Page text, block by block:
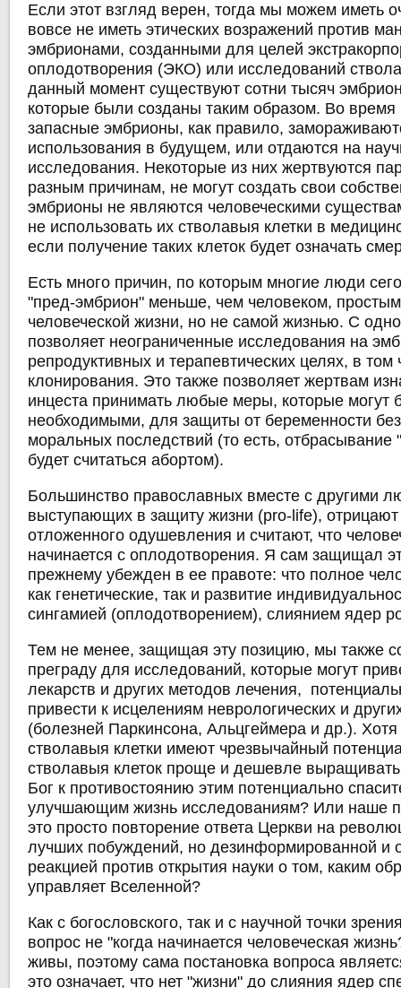
Если этот взгляд верен, тогда мы можем иметь
вовсе не иметь этических возражений против
эмбрионами, созданными для целей
оплодотворения (ЭКО) или исследований
данный момент существуют сотни тысяч
которые были созданы таким образом. Во
запасные эмбрионы, как правило,
использования в будущем, или отдаются на
исследования. Некоторые из них жертвуются
разным причинам, не могут создать свои
эмбрионы не являются человеческими
не использовать их стволавыя клетки в
если получение таких клеток будет означать
Есть много причин, по которым многие люди
"пред-эмбрион" меньше, чем человеком,
человеческой жизни, но не самой жизнью. С
позволяет неограниченные исследования на
репродуктивных и терапевтических целях, в том
клонирования. Это также позволяет жертвам
инцеста принимать любые меры, которые могут
необходимыми, для защиты от беременности
моральных последствий (то есть, отбрасывание
будет считаться абортом).
Большинство православных вместе с другими
выступающих в защиту жизни (pro-life), отрицают
отложенного одушевления и считают, что
начинается с оплодотворения. Я сам защищал
прежнему убежден в ее правоте: что полное
как генетические, так и развитие
сингамией (оплодотворением), слиянием ядер
Тем не менее, защищая эту позицию, мы также
преграду для исследований, которые могут
лекарств и других методов лечения,
привести к исцелениям неврологических и
(болезней Паркинсона, Альцгеймера и др.).
стволавыя клетки имеют чрезвычайный
стволавыя клеток проще и дешевле
Бог к противостоянию этим потенциально
улучшающим жизнь исследованиям? Или наше
это просто повторение ответа Церкви на
лучших побуждений, но дезинформированной и
реакцией против открытия науки о том, каким
управляет Вселенной?
Как с богословского, так и с научной точки
вопрос не "когда начинается человеческая
живы, поэтому сама постановка вопроса
это означает, что нет "жизни" до слияния ядер